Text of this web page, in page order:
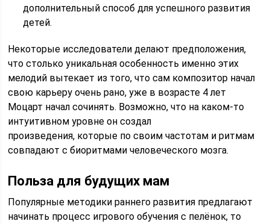
дополнительный способ для успешного развития
детей.
Некоторые исследователи делают предположения,
что столько уникальная особенность именно этих
мелодий вытекает из того, что сам композитор начал
свою карьеру очень рано, уже в возрасте 4 лет
Моцарт начал сочинять. Возможно, что на каком-то
интуитивном уровне он создал
произведения, которые по своим частотам и ритмам
совпадают с биоритмами человеческого мозга.
Польза для будущих мам
Популярные методики раннего развития предлагают
начинать процесс игрового обучения с пелёнок, то